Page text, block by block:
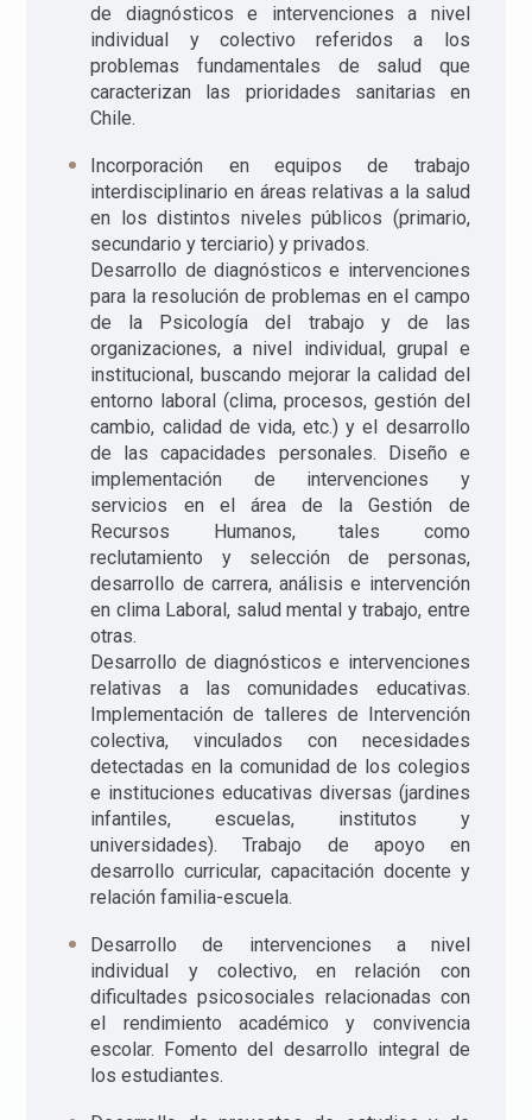
de diagnósticos e intervenciones a nivel
individual y colectivo referidos a los
problemas fundamentales de salud que
caracterizan las prioridades sanitarias en
Chile.
Incorporación en equipos de trabajo
interdisciplinario en áreas relativas a la salud
en los distintos niveles públicos (primario,
secundario y terciario) y privados.
Desarrollo de diagnósticos e intervenciones
para la resolución de problemas en el campo
de la Psicología del trabajo y de las
organizaciones, a nivel individual, grupal e
institucional, buscando mejorar la calidad del
entorno laboral (clima, procesos, gestión del
cambio, calidad de vida, etc.) y el desarrollo
de las capacidades personales. Diseño e
implementación de intervenciones y
servicios en el área de la Gestión de
Recursos Humanos, tales como
reclutamiento y selección de personas,
desarrollo de carrera, análisis e intervención
en clima Laboral, salud mental y trabajo, entre
otras.
Desarrollo de diagnósticos e intervenciones
relativas a las comunidades educativas.
Implementación de talleres de Intervención
colectiva, vinculados con necesidades
detectadas en la comunidad de los colegios
e instituciones educativas diversas (jardines
infantiles, escuelas, institutos y
universidades). Trabajo de apoyo en
desarrollo curricular, capacitación docente y
relación familia-escuela.
Desarrollo de intervenciones a nivel
individual y colectivo, en relación con
dificultades psicosociales relacionadas con
el rendimiento académico y convivencia
escolar. Fomento del desarrollo integral de
los estudiantes.